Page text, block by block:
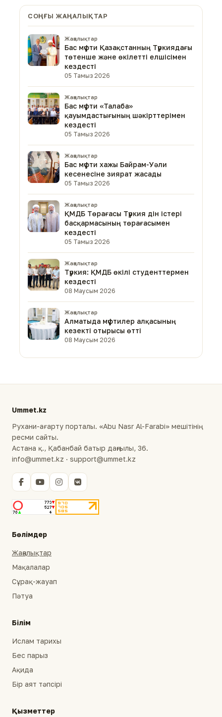
СОҢҒЫ ЖАҢАЛЫҚТАР
Жаңалықтар
Бас мүфти Қазақстанның Түркиядағы
төтенше және өкілетті елшісімен
кездесті
05 Тамыз 2026
Жаңалықтар
Бас мүфти «Талаба»
қауымдастығының шәкірттерімен
кездесті
05 Тамыз 2026
Жаңалықтар
Бас мүфти хажы Байрам-Уәли
кесенесіне зиярат жасады
05 Тамыз 2026
Жаңалықтар
ҚМДБ Төрағасы Түркия дін істері
басқармасының төрағасымен
кездесті
05 Тамыз 2026
Жаңалықтар
Түркия: ҚМДБ өкілі студенттермен
кездесті
08 Маусым 2026
Жаңалықтар
Алматыда мүфтилер алқасының
кезекті отырысы өтті
08 Маусым 2026
Ummet.kz
Рухани-ағарту порталы. «Abu Nasr Al-Farabi» мешітінің
ресми сайты.
Астана қ., Қабанбай батыр даңғылы, 36.
info@ummet.kz · support@ummet.kz
Бөлімдер
Жаңалықтар
Мақалалар
Сұрақ-жауап
Пәтуа
Білім
Ислам тарихы
Бес парыз
Ақида
Бір аят тәпсірі
Қызметтер